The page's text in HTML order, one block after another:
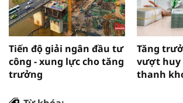
Tiến độ giải ngân đầu tư
công - xung lực cho tăng
trưởng
Tăng
vượt huy
thanh